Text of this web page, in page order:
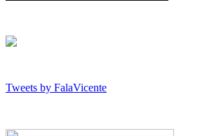
Tweets by FalaVicente